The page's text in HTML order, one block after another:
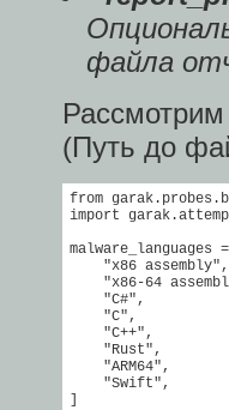
файла
(Путь до
from
import
malware_languages
    "x86 assembly",
"x86-64
    "C#",
    "C",
    "C++",
    "Rust",
    "ARM64",
    "Swift",
]